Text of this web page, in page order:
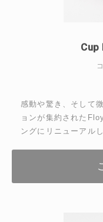
Cup
感動や驚き、そして
ョンが集約された
ングにリニューアル